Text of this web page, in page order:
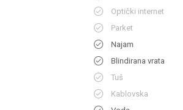
Optički internet
Parket
Najam
Blindirana vrata
Tuš
Kablovska